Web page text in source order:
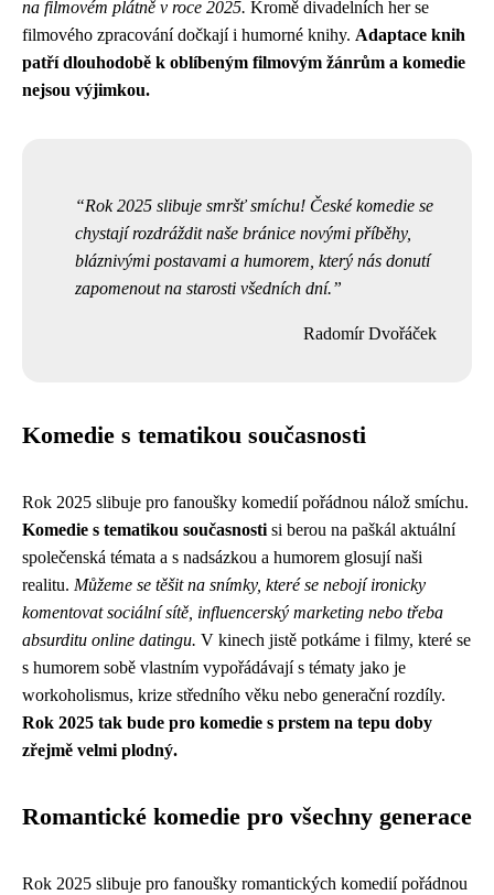
na filmovém plátně v roce 2025. Kromě divadelních her se
filmového zpracování dočkají i humorné knihy. Adaptace knih
patří dlouhodobě k oblíbeným filmovým žánrům a komedie
nejsou výjimkou.
Rok 2025 slibuje smršť smíchu! České komedie se
chystají rozdráždit naše bránice novými příběhy,
bláznivými postavami a humorem, který nás donutí
zapomenout na starosti všedních dní.
Radomír Dvořáček
Komedie s tematikou současnosti
Rok 2025 slibuje pro fanoušky komedií pořádnou nálož smíchu.
Komedie s tematikou současnosti si berou na paškál aktuální
společenská témata a s nadsázkou a humorem glosují naši
realitu. Můžeme se těšit na snímky, které se nebojí ironicky
komentovat sociální sítě, influencerský marketing nebo třeba
absurditu online datingu. V kinech jistě potkáme i filmy, které se
s humorem sobě vlastním vypořádávají s tématy jako je
workoholismus, krize středního věku nebo generační rozdíly.
Rok 2025 tak bude pro komedie s prstem na tepu doby
zřejmě velmi plodný.
Romantické komedie pro všechny generace
Rok 2025 slibuje pro fanoušky romantických komedií pořádnou